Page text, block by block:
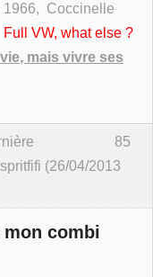
1966, Coccinelle
Full VW, what else ?
mais vivre ses
85
(26/04/2013
combi